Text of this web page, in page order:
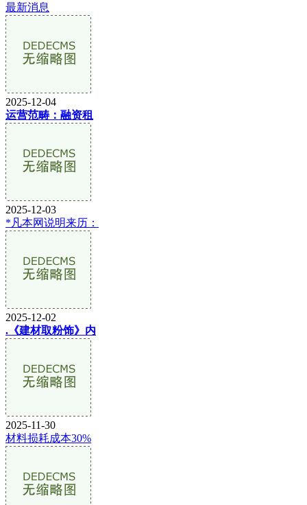
最新消息
2025-12-04
运营范畴：融资租
2025-12-03
*凡本网说明来历：
2025-12-02
.《建材取粉饰》内
2025-11-30
材料损耗成本30%